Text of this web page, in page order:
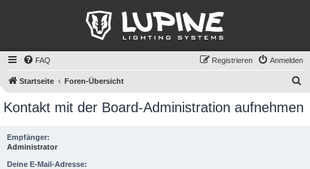
FAQ Anmelden
Registrieren
Startseite Foren-Übersicht
c
Kontakt mit der Board-Administration aufnehmen
Empfänger:
Administrator
Deine E-Mail-Adresse: